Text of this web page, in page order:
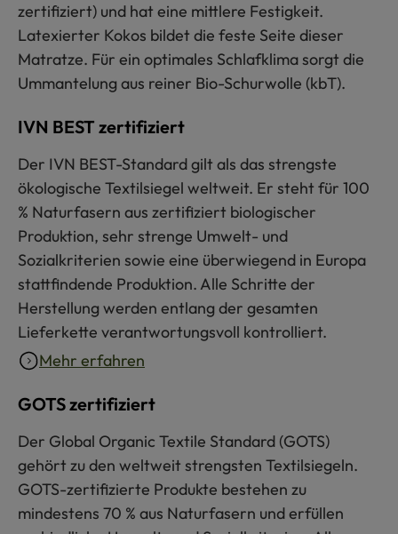
zertifiziert) und hat eine mittlere Festigkeit.
Latexierter Kokos bildet die feste Seite dieser
Matratze. Für ein optimales Schlafklima sorgt die
Ummantelung aus reiner Bio-Schurwolle (kbT).
IVN BEST zertifiziert
Der IVN BEST-Standard gilt als das strengste
ökologische Textilsiegel weltweit. Er steht für 100
% Naturfasern aus zertifiziert biologischer
Produktion, sehr strenge Umwelt- und
Sozialkriterien sowie eine überwiegend in Europa
stattfindende Produktion. Alle Schritte der
Herstellung werden entlang der gesamten
Lieferkette verantwortungsvoll kontrolliert.
Mehr erfahren
GOTS zertifiziert
Der Global Organic Textile Standard (GOTS)
gehört zu den weltweit strengsten Textilsiegeln.
GOTS-zertifizierte Produkte bestehen zu
mindestens 70 % aus Naturfasern und erfüllen